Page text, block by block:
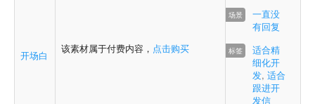
开场白
该素材属于付费内容， 点击购买
一直没
有回复
适合精
细化开
发, 适合
跟进开
发信